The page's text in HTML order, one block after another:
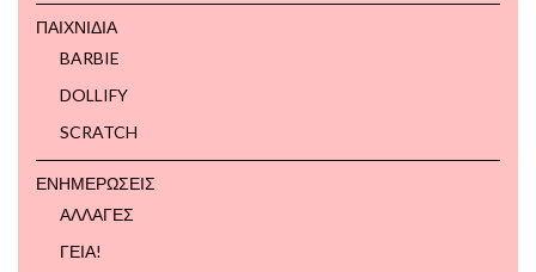
ΠΑΙΧΝΙΔΙΑ
BARBIE
DOLLIFY
SCRATCH
ΕΝΗΜΕΡΩΣΕΙΣ
ΑΛΛΑΓΕΣ
ΓΕΙΑ!